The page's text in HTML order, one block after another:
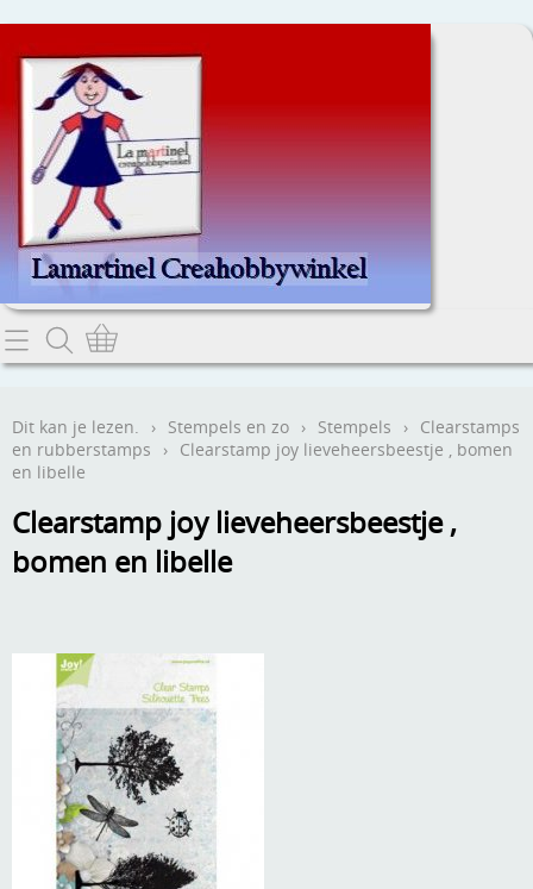
Home
Contact
Webwinkel
A, ja, op is op
Andere
Boeken en magazines
Dies om te stansen
DVD-CD
Embossen
Algemene voorwaarden
Mijn account
Anders creatief
Gastenboek
Dit kan je lezen. › Stempels en zo › Stempels › Clearstamps
en rubberstamps
› Clearstamp joy lieveheersbeestje , bomen
en libelle
Clearstamp joy lieveheersbeestje ,
bomen en libelle